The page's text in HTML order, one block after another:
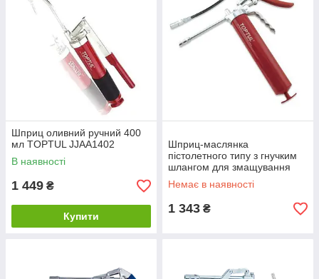
Шприц оливний ручний 400
мл TOPTUL JJAA1402
В наявності
1 449 ₴
Купити
Шприц-маслянка
пістолетного типу з гнучким
шлангом для змащування
12" 400мл TOPTUL
JGAE0203
Немає в наявності
1 343 ₴